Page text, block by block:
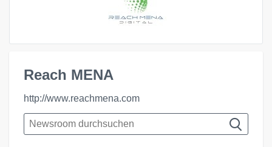
Reach MENA
http://www.reachmena.com